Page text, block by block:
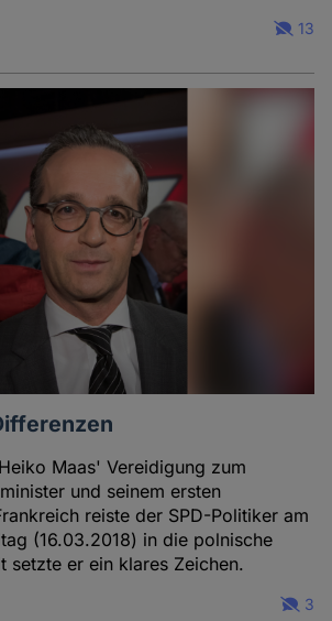
13
Maas' Vereidigung zum
und seinem ersten
reiste der SPD-Politiker am
(16.03.2018) in die polnische
setzte er ein klares Zeichen.
3